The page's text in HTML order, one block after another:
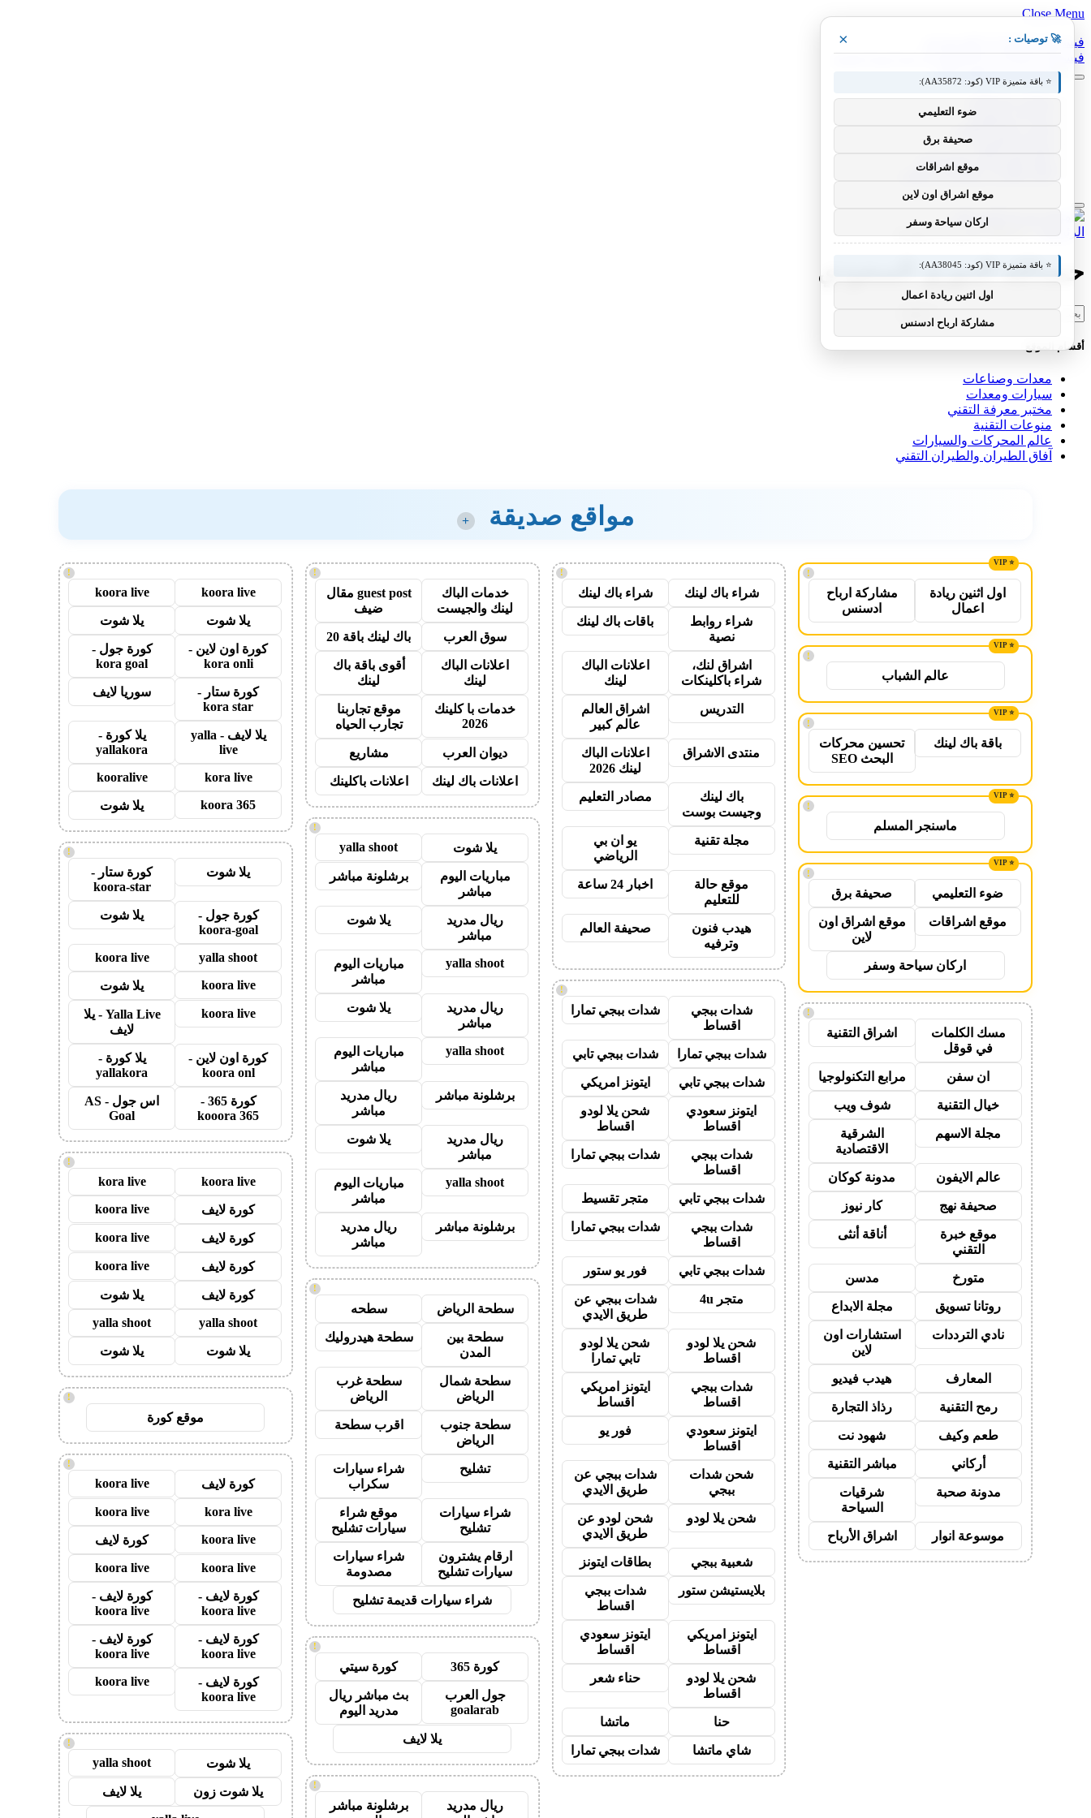
Close Menu
فيسبوك X (Twitter)
فيسبوك X (Twitter) الانستغرام بينتيريست فيميو
معدات وصناعات
سيارات ومعدات
عالم المحركات والسيارات
آفاق الطيران والطيران التقني
الرئيسية حمدالله الدوري السعودي
حمدالله الدوري السعودي
البحث
أقسام الموقع
معدات وصناعات
سيارات ومعدات
مختبر معرفة التقني
منوعات التقنية
عالم المحركات والسيارات
آفاق الطيران والطيران التقني
مواقع صديقة +
!
اول اثنين ريادة
اعمال
مشاركة ارباح
ادسنس
!
عالم الشباب
!
باقة باك لينك
تحسين محركات
البحث SEO
!
ماسنجر المسلم
!
ضوء التعليمي صحيفة برق
موقع اشراقات
موقع اشراق اون
لاين
اركان سياحة وسفر
!
مسك الكلمات
في قوقل
اشراق التقنية
ان سفن مرابع التكنولوجيا
خيال التقنية شوف ويب
مجلة الاسهم
الشرقية
الاقتصادية
عالم الايفون مدونة كوكان
صحيفة نهج كار نيوز
موقع خبرة
التقني
أناقة أنثى
متورخ مدسن
روتانا تسويق مجلة الابداع
نادي الترددات
استشارات اون
لاين
المعارف هيدب فيديو
رمح التقنية رذاذ التجارة
طعم وكيف شهود نت
أركاني مباشر التقنية
مدونة صحبة
شرقيات
السياحة
موسوعة انوار اشراق الأرباح
!
شراء باك لينك شراء باك لينك
شراء روابط
نصية
باقات باك لينك
اشراق لنك،
شراء باكلينكات
اعلانات الباك
لينك
التدريس
اشراق العالم
عالم كبير
منتدى الاشراق
اعلانات الباك
لينك 2026
باك لينك
وجيست بوست
مصادر التعليم
مجلة تقنية
يو ان بي
الرياضي
موقع حالة
للتعليم
اخبار 24 ساعة
هيدب فنون
وترفيه
صحيفة العالم
!
شدات ببجي
اقساط
شدات ببجي تمارا
شدات ببجي تمارا شدات ببجي تابي
شدات ببجي تابي ايتونز امريكي
ايتونز سعودي
اقساط
شحن يلا لودو
اقساط
شدات ببجي
اقساط
شدات ببجي تمارا
شدات ببجي تابي متجر تقسيط
شدات ببجي
اقساط
شدات ببجي تمارا
شدات ببجي تابي فور يو ستور
متجر 4u
شدات ببجي عن
طريق الايدي
شحن يلا لودو
اقساط
شحن يلا لودو
تابي تمارا
شدات ببجي
اقساط
ايتونز امريكي
اقساط
ايتونز سعودي
اقساط
فور يو
شحن شدات
ببجي
شدات ببجي عن
طريق الايدي
شحن يلا لودو
شحن لودو عن
طريق الايدي
شعبية ببجي بطاقات ايتونز
بلايستيشن ستور
شدات ببجي
اقساط
ايتونز امريكي
اقساط
ايتونز سعودي
اقساط
شحن يلا لودو
اقساط
حناء شعر
حنا ماتشا
شاي ماتشا شدات ببجي تمارا
!
خدمات الباك
لينك والجيست
guest post مقال
ضيف
سوق العرب باك لينك باقة 20
اعلانات الباك
لينك
أقوى باقة باك
لينك
خدمات با كلينك
2026
موقع تجاربنا
تجارب الحياه
ديوان العرب مشاريع
اعلانات باك لينك اعلانات باكلينك
!
يلا شوت yalla shoot
مباريات اليوم
مباشر
برشلونة مباشر
ريال مدريد
مباشر
يلا شوت
yalla shoot
مباريات اليوم
مباشر
ريال مدريد
مباشر
يلا شوت
yalla shoot
مباريات اليوم
مباشر
برشلونة مباشر
ريال مدريد
مباشر
ريال مدريد
مباشر
يلا شوت
yalla shoot
مباريات اليوم
مباشر
برشلونة مباشر
ريال مدريد
مباشر
!
سطحة الرياض سطحه
سطحة بين
المدن
سطحة هيدروليك
سطحة شمال
الرياض
سطحة غرب
الرياض
سطحة جنوب
الرياض
اقرب سطحة
تشليح
شراء سيارات
سكراب
شراء سيارات
تشليح
موقع شراء
سيارات تشليح
ارقام يشترون
سيارات تشليح
شراء سيارات
مصدومة
شراء سيارات قديمة تشليح
!
كورة 365 كورة سيتي
جول العرب
goalarab
بث مباشر ريال
مدريد اليوم
يلا لايف
!
ريال مدريد
برشلونة مباشر
!
koora live
koora live
يلا شوت يلا شوت
كورة اون لاين -
kora onli
كورة جول -
kora goal
كورة ستار -
kora star
سوريا لايف
يلا لايف - yalla
live
يلا كورة -
yallakora
kora live
kooralive
koora 365
يلا شوت
!
يلا شوت
كورة ستار -
koora-star
كورة جول -
koora-goal
يلا شوت
yalla shoot
koora live
koora live
يلا شوت
koora live
Yalla Live - يلا
لايف
كورة اون لاين -
koora onl
يلا كورة -
yallakora
كورة 365 -
kooora 365
اس جول - AS
Goal
!
koora live
kora live
كورة لايف koora live
كورة لايف koora live
كورة لايف koora live
كورة لايف
يلا شوت
yalla shoot
yalla shoot
يلا شوت يلا شوت
!
موقع كورة
!
كورة لايف koora live
kora live
koora live
koora live
كورة لايف
koora live
koora live
كورة لايف -
koora live
كورة لايف -
koora live
كورة لايف -
koora live
كورة لايف -
koora live
كورة لايف -
koora live
koora live
!
يلا شوت yalla shoot
يلا شوت زون
يلا لايف
🚀 توصيات : ×
⭐ باقة متميزة VIP (كود: AA35872):
ضوء التعليمي
صحيفة برق
موقع اشراقات
موقع اشراق اون لاين
اركان سياحة وسفر
⭐ باقة متميزة VIP (كود: AA38045):
اول اثنين ريادة اعمال
مشاركة ارباح ادسنس